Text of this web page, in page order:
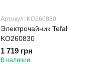
Артикул: KO260830
Электрочайник Tefal
KO260830
1 719 грн
В наличии